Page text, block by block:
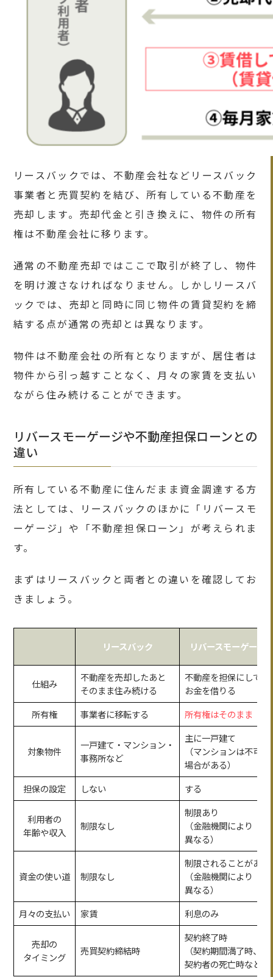
リースバックでは、不動産会社などリースバック
事業者と売買契約を結び、所有している不動産を
売却します。売却代金と引き換えに、物件の所有
権は不動産会社に移ります。
通常の不動産売却ではここで取引が終了し、物件
を明け渡さなければなりません。しかしリースバ
ックでは、売却と同時に同じ物件の賃貸契約を締
結する点が通常の売却とは異なります。
物件は不動産会社の所有となりますが、居住者は
物件から引っ越すことなく、月々の家賃を支払い
ながら住み続けることができます。
リバースモーゲージや不動産担保ローンとの
違い
所有している不動産に住んだまま資金調達する方
法としては、リースバックのほかに「リバースモ
ーゲージ」や「不動産担保ローン」が考えられま
す。
まずはリースバックと両者との違いを確認してお
きましょう。
リースバック リバースモーゲージ
仕組み
不動産を売却したあと
そのまま住み続ける
不動産を担保にして
お金を借りる
所有権
事業者に移転する 所有権はそのまま
対象物件
一戸建て・マンション・
事務所など
主に一戸建て
（マンションは不可の
場合がある）
担保の設定
しない する
利用者の
年齢や収入
制限なし
制限あり
（金融機関により
異なる）
資金の使い道 制限なし
制限されることがある
（金融機関により
異なる）
月々の支払い
家賃 利息のみ
売却の
タイミング
売買契約締結時
契約終了時
（契約期間満了時、
契約者の死亡時など）